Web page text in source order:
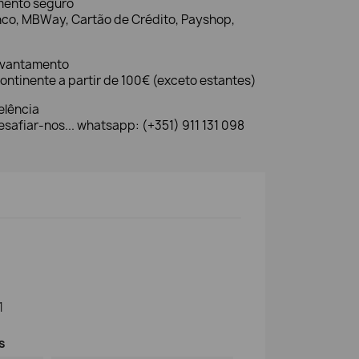
seguro
MBWay, Cartão de Crédito, Payshop,
a partir de 100€ (exceto estantes)
nos... whatsapp: (+351) 911 131 098